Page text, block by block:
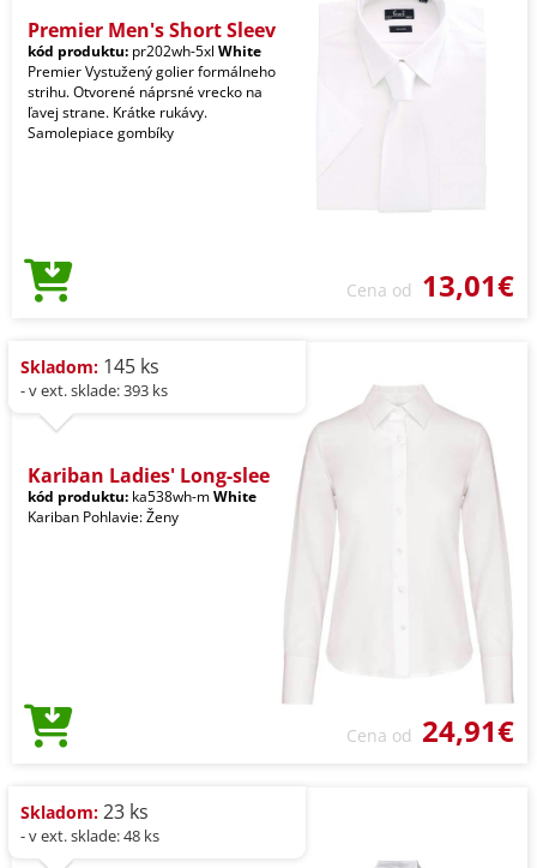
Premier Men's Short Sleev
kód produktu: pr202wh-5xl White
Premier Vystužený golier formálneho
strihu. Otvorené náprsné vrecko na
ľavej strane. Krátke rukávy.
Samolepiace gombíky
Cena od 13,01€
Skladom: 145 ks
- v ext. sklade: 393 ks
Kariban Ladies' Long-slee
kód produktu: ka538wh-mWhite
Kariban Pohlavie: Ženy
Cena od 24,91€
Skladom: 23 ks
- v ext. sklade: 48 ks